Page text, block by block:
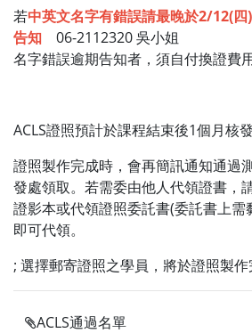
若中英文名字有錯誤請最晚於2/12(
告知 06-2112320 吳小姐
名字錯誤逾期告知者，須自付換證費
ACLS證照預計於課程結束後1個月核發
證照製作完成時，會再簡訊通知通過
發處領取。若需委由他人代領證書，
證影本或代領證照委託書(委託書上需
即可代領。
; 選擇郵寄證照之學員，將於證照製作
ACLS通過名單